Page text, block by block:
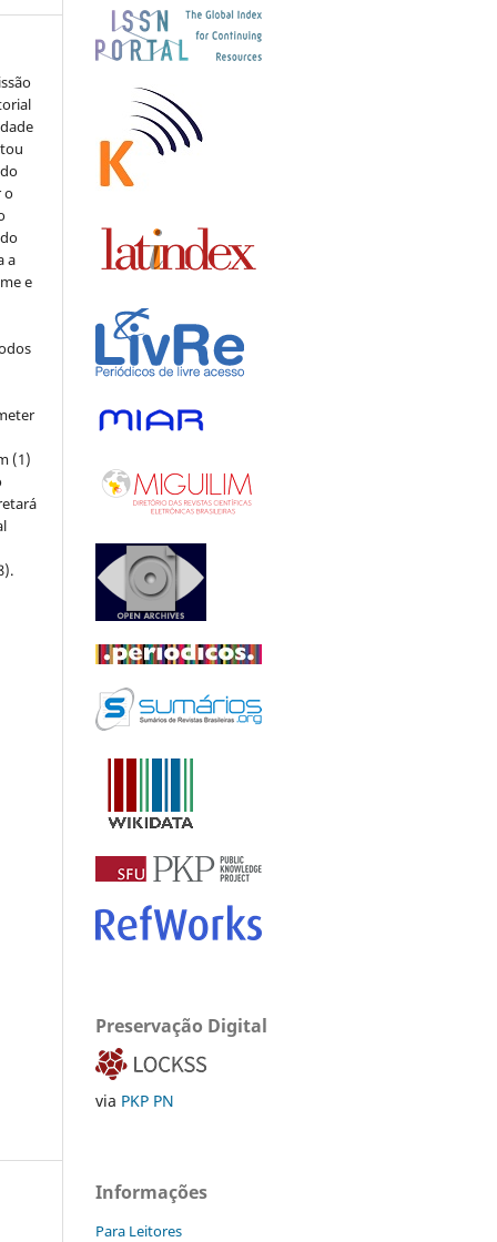
o
a
e
(1)
Preservação Digital
via PKP PN
Informações
Para Leitores